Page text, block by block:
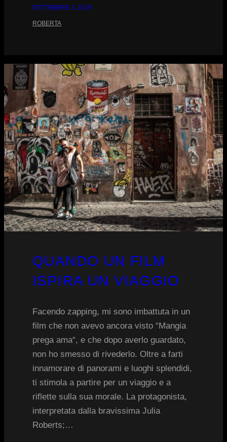
SETTEMBRE 3, 2019
ROBERTA
QUANDO UN FILM
ISPIRA UN VIAGGIO
Facendo zapping, mi sono imbattuta in un
film che non avevo ancora visto “Mangia
prega ama“, e che dopo averlo guardato,
non ho smesso di rivederlo. Oltre a farti
innamorare di panorami e luoghi splendidi,
ti stimola a partire per un viaggio e a
riflette sulla sua morale. La protagonista,
interpretata dalla bravissima Julia
Roberts;…